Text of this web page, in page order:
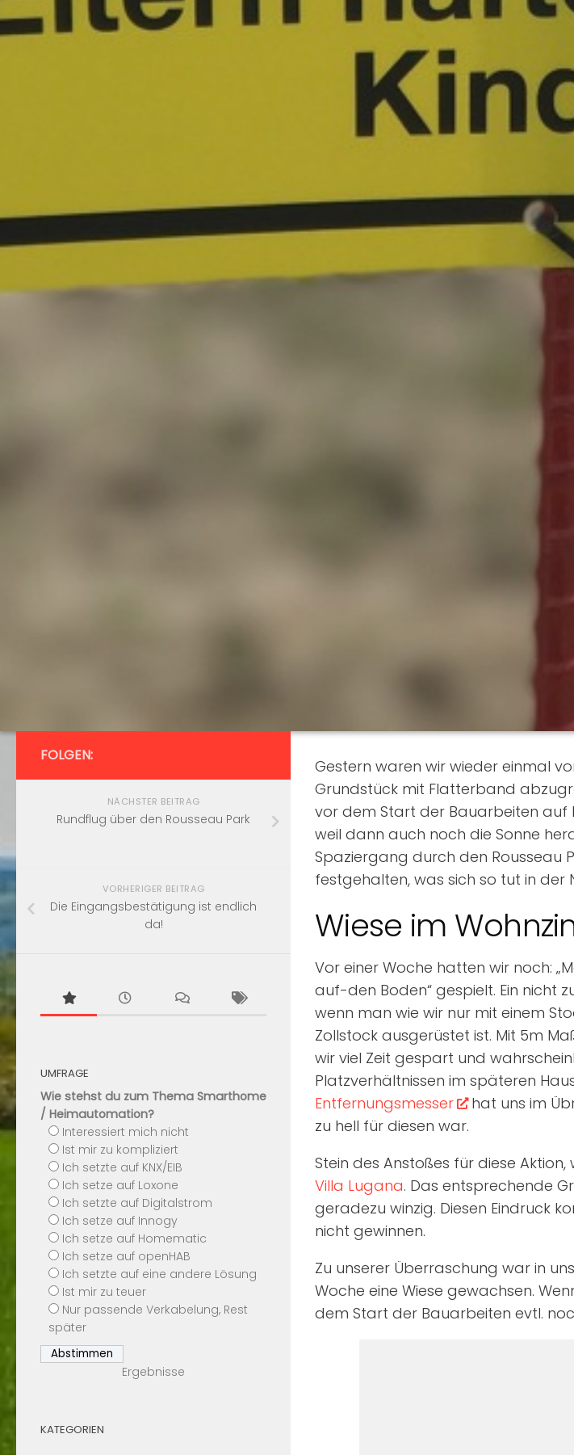
Gestern waren wir wieder einmal
Grundstück mit Flatterband
vor dem Start der Bauarbeiten auf
weil dann auch noch die Sonne
Spaziergang durch den Rousseau
festgehalten, was sich so tut in der
Wiese im
Vor einer Woche hatten wir noch:
auf-den Boden“ gespielt. Ein nicht
wenn man wie wir nur mit einem
Zollstock ausgerüstet ist. Mit 5m
wir viel Zeit gespart und
Platzverhältnissen im späteren
Entfernungsmesser
hat uns im
zu hell für diesen war.
Stein des Anstoßes für diese Aktion,
Villa Lugana. Das entsprechende
geradezu winzig. Diesen Eindruck
nicht gewinnen.
Zu unserer Überraschung war in
Woche eine Wiese gewachsen.
dem Start der Bauarbeiten evtl.
FOLGEN:
NÄCHSTER BEITRAG
Rundflug über den Rousseau Park
VORHERIGER BEITRAG
Die Eingangsbestätigung ist endlich
da!
UMFRAGE
Wie stehst du zum Thema Smarthome
/ Heimautomation?
Interessiert mich nicht
Ist mir zu kompliziert
Ich setzte auf KNX/EIB
Ich setze auf Loxone
Ich setzte auf Digitalstrom
Ich setze auf Innogy
Ich setze auf Homematic
Ich setze auf openHAB
Ich setzte auf eine andere Lösung
Ist mir zu teuer
Nur passende Verkabelung, Rest
später
Ergebnisse
KATEGORIEN